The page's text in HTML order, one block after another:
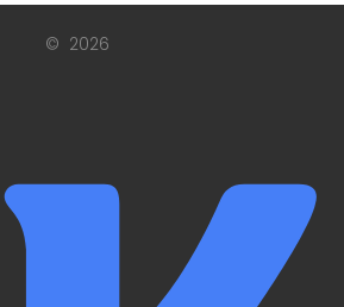
© 2026